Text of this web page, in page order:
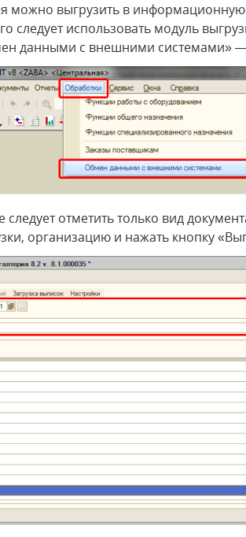
можно выгрузить в информационную
следует использовать модуль
данными с внешними системами» —
отметить только вид
организацию и нажать кнопку